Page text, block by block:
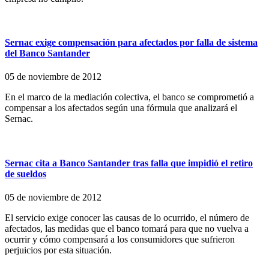
Sernac exige compensación para afectados por falla de sistema
del Banco Santander
05 de noviembre de 2012
En el marco de la mediación colectiva, el banco se comprometió a
compensar a los afectados según una fórmula que analizará el
Sernac.
Sernac cita a Banco Santander tras falla que impidió el retiro
de sueldos
05 de noviembre de 2012
El servicio exige conocer las causas de lo ocurrido, el número de
afectados, las medidas que el banco tomará para que no vuelva a
ocurrir y cómo compensará a los consumidores que sufrieron
perjuicios por esta situación.